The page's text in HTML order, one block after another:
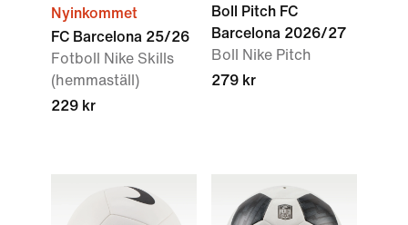
Nyinkommet
FC Barcelona 25/26
Fotboll Nike Skills
(hemmaställ)
229 kr
Boll Pitch FC
Barcelona 2026/27
Boll Nike Pitch
279 kr